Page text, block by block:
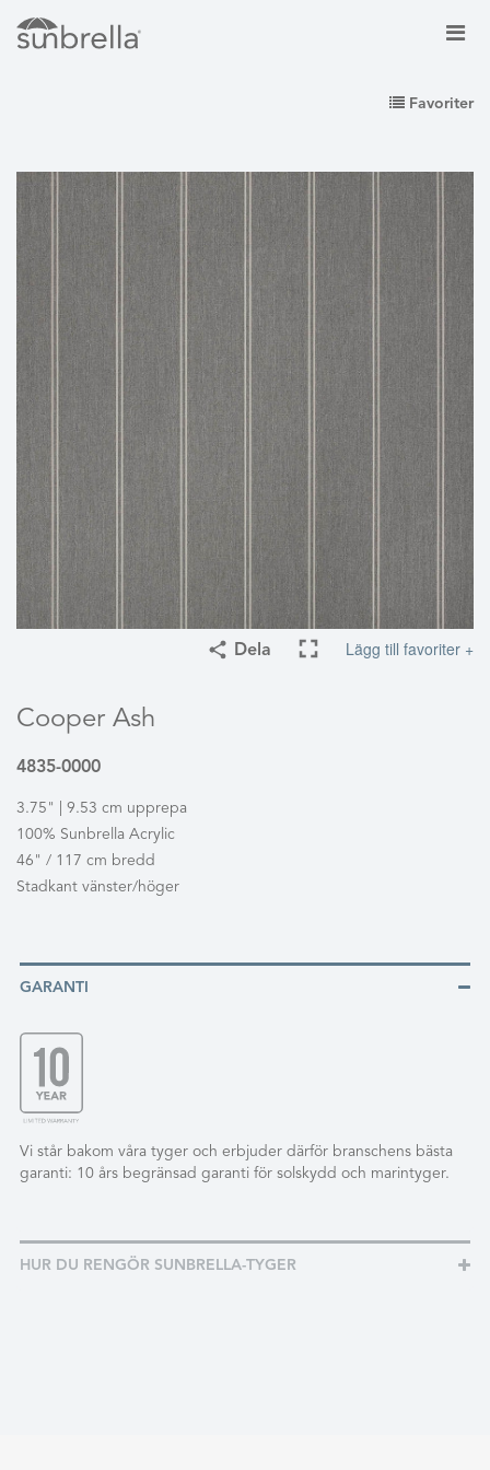
Favoriter
Dela Lägg till favoriter +
Cooper Ash
4835-0000
3.75" | 9.53 cm upprepa
100% Sunbrella Acrylic
46" / 117 cm bredd
Stadkant vänster/höger
GARANTI
Vi står bakom våra tyger och erbjuder därför branschens bästa
garanti: 10 års begränsad garanti för solskydd och marintyger.
HUR DU RENGÖR SUNBRELLA-TYGER